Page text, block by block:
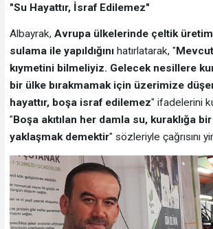
"Su Hayattır, İsraf Edilemez"
Albayrak, Avrupa ülkelerinde çeltik
sulama ile yapıldığınıhatırlatarak, "
kıymetini bilmeliyiz. Gelecek nesillere
bir ülke bırakmamak için üzerimize
hayattır, boşa israf edilemez" ifadelerini
"Boşa akıtılan her damla su, kuraklığa
yaklaşmak demektir" sözleriyle çağrısını